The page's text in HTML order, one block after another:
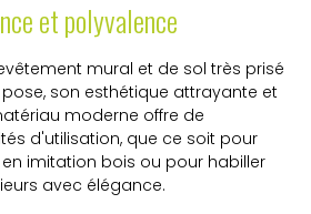
et polyvalence
mural et de sol très prisé
son esthétique attrayante et
moderne offre de
d'utilisation, que ce soit pour
imitation bois ou pour habiller
avec élégance.